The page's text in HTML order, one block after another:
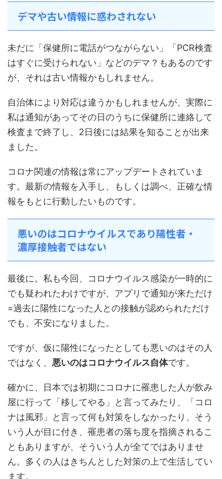
デマや古い情報に惑わされない
未だに「保健所に電話がつながらない」「PCR検査
はすぐに受けられない」などのデマ？もあるのです
が、それは古い情報かもしれません。
自治体により対応は違うかもしれませんが、実際に
私は通知があってその日のうちに保健所に連絡して
検査まで終了し、2日後には結果を知ることが出来
ました。
コロナ関連の情報は常にアップデートされていま
す。最新の情報を入手し、もしくは調べ、正確な情
報をもとに行動したいものです。
悪いのはコロナウイルスであり陽性者・
濃厚接触者ではない
最後に。私も今回、コロナウイルス感染が一時的に
でも疑われたわけですが、アプリで通知が来ただけ
=過去に陽性になった人との接触が認められただけ
でも、不安になりました。
ですが、仮に陽性になったとしても悪いのはその人
ではなく、 悪いのはコロナウイルス自体です。
確かに、日本では初期にコロナに罹患した人が飲み
屋に行って「移してやる」と言ってみたり、「コロ
ナは風邪」と言って何も対策をしなかったり、そう
いう人が目に付き、罹患者の落ち度を指摘されるこ
ともありますが、そういう人が全てではありませ
ん。多くの人はきちんとした対策の上で生活してい
ます。